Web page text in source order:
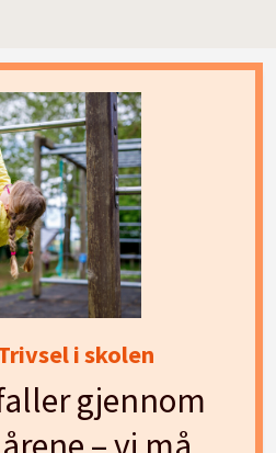
i skolen
gjennom